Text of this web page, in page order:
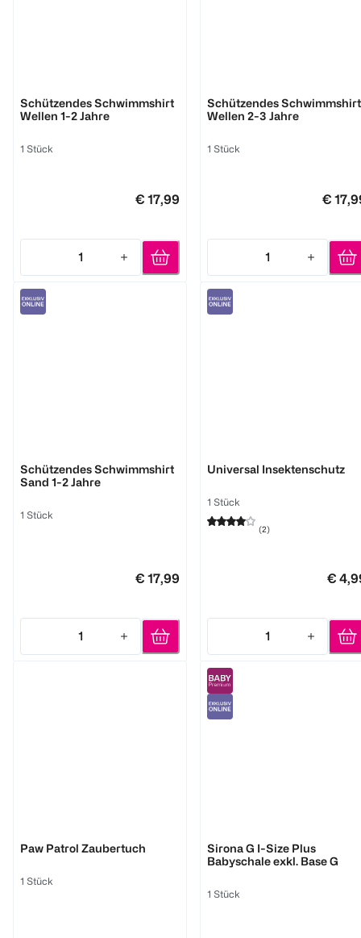
Schützendes Schwimmshirt
Wellen 1-2 Jahre
1 Stück
€ 17,99
1
Quantity: 1
Schützendes Schwimmshirt
Wellen 2-3 Jahre
1 Stück
€
1
Quantity: 1
Schützendes Schwimmshirt
Sand 1-2 Jahre
1 Stück
€ 17,99
1
Quantity: 1
Universal Insektenschutz
1 Stück
(2)
€
1
Quantity: 1
Paw Patrol Zaubertuch
1 Stück
Sirona G I-Size Plus
Babyschale exkl. Base G
1 Stück